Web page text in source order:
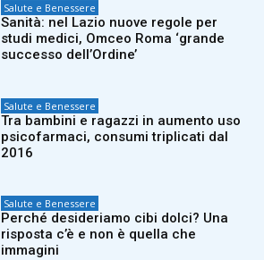
Salute e Benessere
Sanità: nel Lazio nuove regole per
studi medici, Omceo Roma ‘grande
successo dell’Ordine’
Salute e Benessere
Tra bambini e ragazzi in aumento uso
psicofarmaci, consumi triplicati dal
2016
Salute e Benessere
Perché desideriamo cibi dolci? Una
risposta c’è e non è quella che
immagini